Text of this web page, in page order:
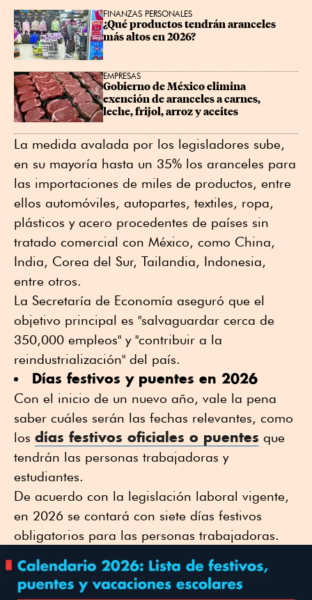
FINANZAS PERSONALES
¿Qué productos tendrán aranceles
más altos en 2026?
EMPRESAS
Gobierno de México elimina
exención de aranceles a carnes,
leche, frijol, arroz y aceites
La medida avalada por los legisladores sube,
en su mayoría hasta un 35% los aranceles para
las importaciones de miles de productos, entre
ellos automóviles, autopartes, textiles, ropa,
plásticos y acero procedentes de países sin
tratado comercial con México, como China,
India, Corea del Sur, Tailandia, Indonesia,
entre otros.
La Secretaría de Economía aseguró que el
objetivo principal es "salvaguardar cerca de
350,000 empleos" y "contribuir a la
reindustrialización" del país.
Días festivos y puentes en 2026
Con el inicio de un nuevo año, vale la pena
saber cuáles serán las fechas relevantes, como
los días festivos oficiales o puentes que
tendrán las personas trabajadoras y
estudiantes.
De acuerdo con la legislación laboral vigente,
en 2026 se contará con siete días festivos
obligatorios para las personas trabajadoras.